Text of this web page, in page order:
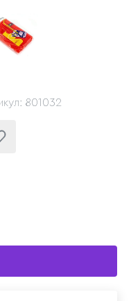
801032